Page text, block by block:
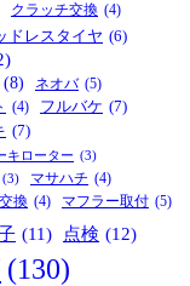
クラッチ交換 (4)
ドレスタイヤ (6)
(8) ネオバ (5)
(4) フルバケ (7)
(7)
キローター (3)
(3) マサハチ (4)
換 (4) マフラー取付 (5)
(11) 点検 (12)
(130)